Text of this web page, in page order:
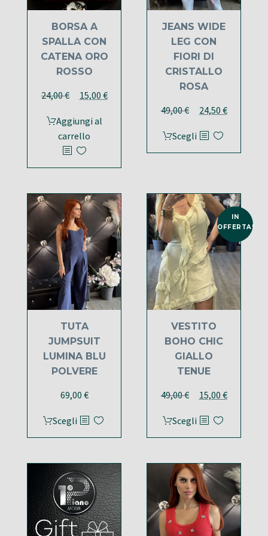
BORSA A
SPALLA CON
CATENA ORO
ROSSO
24,00€
Il
originale
era:
24,00 €.
15,00 €
Aggiungi al
carrello
JEANS WIDE
LEG CON
FIORI DI
CRISTALLO
ROSA
49,00€
Il
originale
era:
24,50 €
è:
ScegliQuesto
prodotto
varianti.
Le
opzioni
possono
essere
scelte
nella
pagina
prodotto
TUTA
JUMPSUIT
LUMINA BLU
POLVERE
69,00 €
ScegliQuesto
prodotto
più
varianti.
Le
opzioni
possono
IN
OFFERTA!
VESTITO
BOHO CHIC
GIALLO
TENUE
49,00€
Il
originale
era:
15,00 €
è:
ScegliQuesto
prodotto
più
varianti.
Le
opzioni
possono